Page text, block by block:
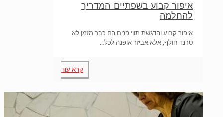
איפור קבוע בשפתיים: המדריך
להחלמה
איפור קבוע והדגשת תווי פנים הם כבר מזמן לא
טרנד חולף, אלא אביזר אופנה לכל…
קרא עוד